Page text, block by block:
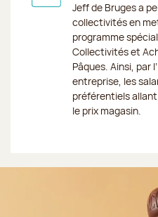
Jeff de Bruges a
collectivités en
programme
Collectivités et
Pâques. Ainsi, par
entreprise, les
préférentiels allant
le prix magasin.